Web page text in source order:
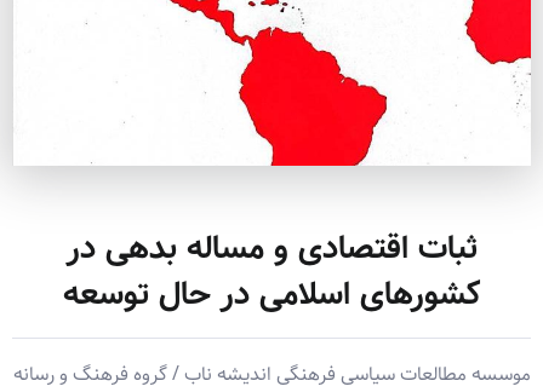
ثبات اقتصادی و مساله بدهی در
کشورهای اسلامی در حال توسعه
موسسه مطالعات سیاسی فرهنگی اندیشه ناب / گروه فرهنگ و رسانه